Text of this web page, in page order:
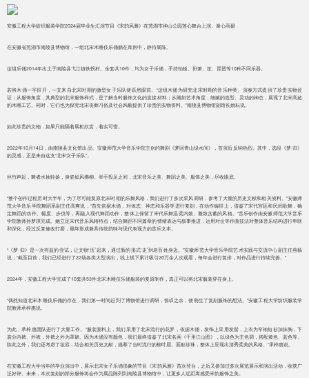
安徽工程大学纺织服装学院2024届毕业生汇演节目《宋韵风雅》在芜湖市神山公园莲心舞台上演。谢心雨摄
在安徽省芜湖市南陵县博物馆，一组北宋木雕伎乐俑躺在库房中，静待展陈。
这组乐俑2014年出土于南陵县弋江镇铁拐村。全套共10件，均为女子乐俑，手持拍板、排箫、笙、琵琶等10种不同乐器。
若将木俑一字排开，一支来自北宋时期的微型女子乐队便跃然眼前。“这组木俑为研究北宋时期的音乐种类、演奏方式提供了珍贵实物佐
证；从服饰角度，其典型的北宋服饰样式，是了解当时服饰文化的直接材料；从雕刻艺术角度，细腻的造型、灵动的神态，展现了北宋高超
的木雕工艺。同时，它们也为探究北宋丧葬习俗及社会风貌提供了珍贵的实物资料。”南陵县博物馆副馆长姚耘说。
如此珍贵的文物，如果只能隔着展柜欣赏，着实可惜。
2022年10月14日，由南陵县文化馆出品、安徽师范大学音乐学院主创的舞剧《梦回青山绿水间》，首演后反响热烈。其中，选段《梦·归》
的灵感，正是来自这支“北宋女子乐队”。
丝竹声起，舞者水袖轻扬，身姿如风拂柳。举手投足之间，北宋音乐之美、舞蹈之美、服饰之美，尽收眼底。
“整个创作过程历时大半年，为了尽可能复原北宋时期的乐舞风格，我们进行了多次采风调研，参考了大量的历史文献和相关资料。”安徽师
范大学音乐学院舞蹈系副主任高爽说，“首先依据木俑，对体态、神态和乐器等进行复刻，在动作编排上，借鉴了宋代宫廷和民间歌舞，确
定舞蹈的动作、幅度、步伐等，再融入现代舞蹈动作，整体上保留了宋代乐舞温柔内敛、雅致含蓄的风格。”音乐创作由安徽师范大学音乐
学院教师孙梦琪完成。她立足宋代音乐风格特点，结合舞蹈不同篇章的情绪表达与叙事推进，运用对位等作曲技法对整体音乐结构进行串联
和深化，经过反复修改打磨，最终形成兼具传统韵味与现代表现力的音乐文本。
“《梦·归》是一次有益的尝试，让文物‘活’起来，通过新的形式‘走’到老百姓身边。”安徽师范大学音乐学院艺术实践与交流中心副主任燕杨
说，“截至目前，我们已经进行了22场各类大型演出，线上线下累计吸引20万余人次观看，每年会进行复排，对作品进行持续完善。”
2024年，安徽工程大学完成了10套共53件北宋木雕伎乐俑服装的复原制作，真正可以将北宋服装穿在身上。
“偶然知道北宋木雕伎乐俑的存在，我们第一时间赶到了博物馆进行调研，惊叹之余，便萌生了复刻服饰的想法。”安徽工程大学纺织服装学
院教师承梓惠说。
为此，承梓惠团队进行了大量工作。“服装面料上，我们采用了北宋流行的花罗，依据木俑，发饰上采用发髻，上衣为窄袖短衫加抹胸，下
裳分内裤、外裤，外裤之外为罩裙。因为木俑没有颜色，我们最终借鉴了北宋名画《千里江山图》，以绿色为主色调，搭配黄色、蓝色等。
除此之外，我们还考虑了妆容，结合相关历史文献，描摹了当时流行的柳叶眉、面贴珍珠，整体上呈现出清秀柔美的风格。”承梓惠说。
在安徽工程大学当年的毕业演出中，展示北宋女子乐俑形象的节目《宋韵风雅》首次登台，之后又参加过多次展览展示和演出活动，收获广
泛好评。未来，本次复刻的部分服饰将会作为展品陈列到南陵县博物馆中，让更多人近距离感受宋韵服饰之美。